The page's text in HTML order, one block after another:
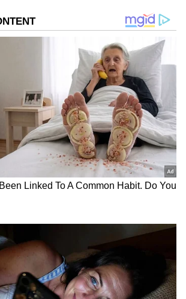
సమాచారం కోసం ఏసియానెట్ తెలుగు
ఫ్రిఫర్డ్ సోర్స్ గా ఎంచుకోండి